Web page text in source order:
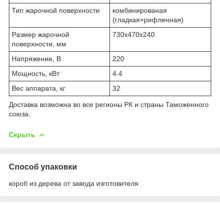
Тип жарочной поверхности
комбинированая
(гладкая+рифленная)
Размер жарочной
поверхности, мм
730х470х240
Напряжение, В
220
Мощность, кВт
4.4
Вес аппарата, кг
32
Доставка возможна во все регионы РК и страны Таможенного
союза.
Скрыть
Способ упаковки
короб из дерева от завода изготовителя